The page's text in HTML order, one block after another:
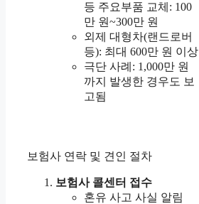
등 주요부품 교체: 100
만 원~300만 원
외제 대형차(랜드로버
등): 최대 600만 원 이상
극단 사례: 1,000만 원
까지 발생한 경우도 보
고됨
보험사 연락 및 견인 절차
보험사 콜센터 접수
혼유 사고 사실 알림